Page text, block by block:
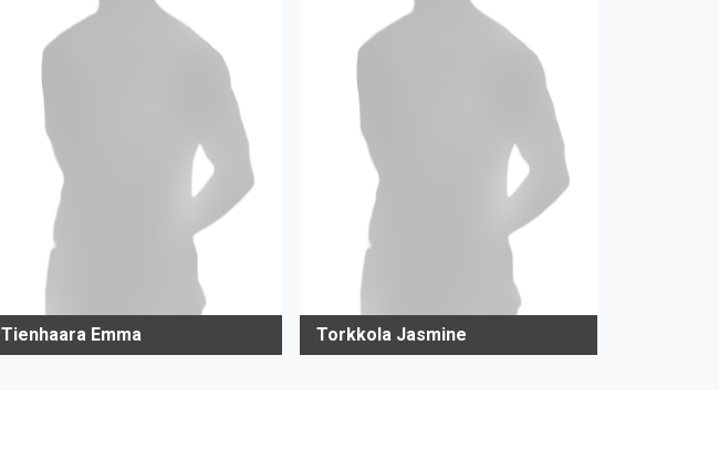
Tienhaara Emma Torkkola Jasmine